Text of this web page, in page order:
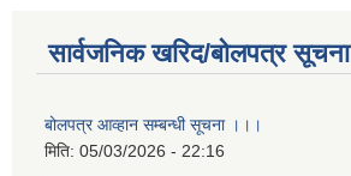
सार्वजनिक खरिद/बोलपत्र सूचना
बोलपत्र आव्हान सम्बन्धी सूचना ।।।
मिति: 05/03/2026 - 22:16